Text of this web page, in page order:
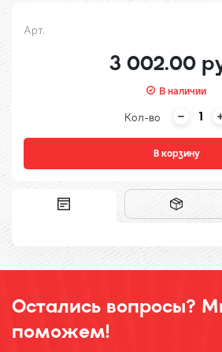
Арт.
3 002.00
В наличии
Кол-во
В корзину
Остались вопросы?
поможем!